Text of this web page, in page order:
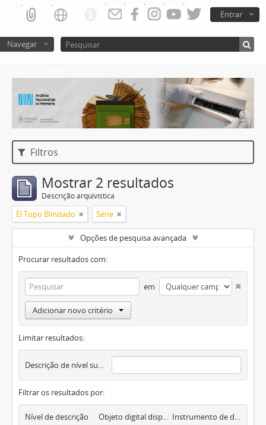
Entrar
Navegar
Filtros
Mostrar 2 resultados
Descrição arquivística
El Topo Blindado Série
Opções de pesquisa avançada
Procurar resultados com:
em
Adicionar novo critério
Limitar resultados:
Descrição de nível superior
Filtrar os resultados por:
Nível de descrição Objeto digital disponível Instrumento de descrição documental